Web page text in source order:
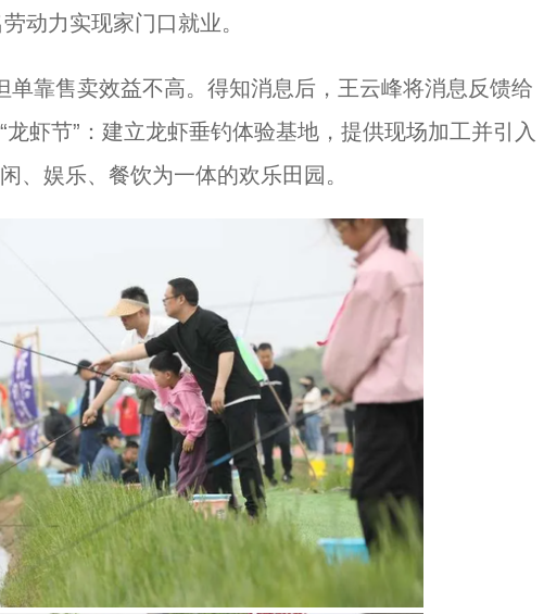
动力实现家门口就业。
靠售卖效益不高。得知消息后，王云峰将消息反馈给
虾节”：建立龙虾垂钓体验基地，提供现场加工并引入
、娱乐、餐饮为一体的欢乐田园。